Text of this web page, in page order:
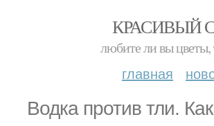
КРАСИВЫЙ
любите ли вы
главная
Водка против тли.